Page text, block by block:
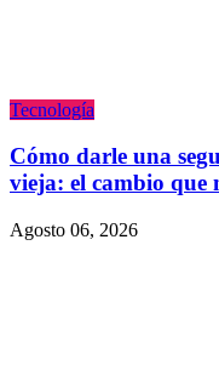
Tecnologí­a
Cómo darle una
vieja: el cambio que
Agosto 06, 2026